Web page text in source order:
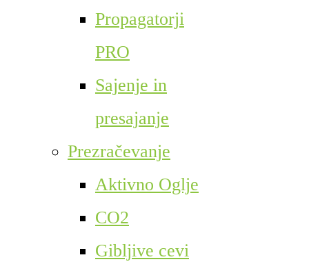
Propagatorji
PRO
Sajenje in
presajanje
Prezračevanje
Aktivno Oglje
CO2
Gibljive cevi